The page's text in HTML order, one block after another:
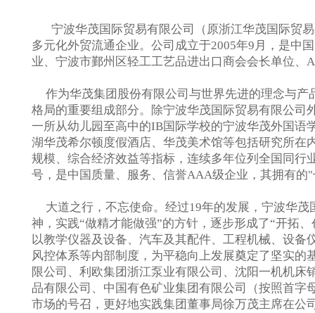
宁波华茂国际贸易有限公司（原浙江华茂国际贸
多元化外贸流通企业。公司成立于2005年9月，是中
业、宁波市鄞州区轻工工艺品进出口商会会长单位、
作为华茂集团股份有限公司与世界先进的理念与产
格局的重要组成部分。除宁波华茂国际贸易有限公
一所从幼儿园至高中的IB国际学校的宁波华茂外国语
湖华茂希尔顿度假酒店、华茂美术馆等包括研究所在
规模、综合经济效益等指标，连续多年位列全国同
号，是中国质量、服务、信誉AAA级企业，其拥有
大道之行，不忘使命。经过19年的发展，宁波华茂
神，实践“做精才能做强”的方针，逐步形成了“开拓
以教学仪器及设备、汽车及其配件、工程机械、设
风控体系等内部制度，为平稳向上发展奠定了坚实
限公司、利欧集团浙江泵业有限公司、沈阳一机机
品有限公司、中国有色矿业集团有限公司（按照首
市场的号召，更好地实践集团董事局徐万茂主席在公